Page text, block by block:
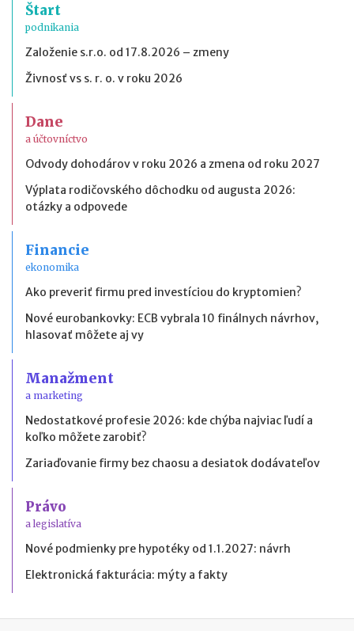
Štart
podnikania
Založenie s.r.o. od 17.8.2026 – zmeny
Živnosť vs s. r. o. v roku 2026
Dane
a účtovníctvo
Odvody dohodárov v roku 2026 a zmena od roku 2027
Výplata rodičovského dôchodku od augusta 2026:
otázky a odpovede
Financie
ekonomika
Ako preveriť firmu pred investíciou do kryptomien?
Nové eurobankovky: ECB vybrala 10 finálnych návrhov,
hlasovať môžete aj vy
Manažment
a marketing
Nedostatkové profesie 2026: kde chýba najviac ľudí a
koľko môžete zarobiť?
Zariaďovanie firmy bez chaosu a desiatok dodávateľov
Právo
a legislatíva
Nové podmienky pre hypotéky od 1.1.2027: návrh
Elektronická fakturácia: mýty a fakty